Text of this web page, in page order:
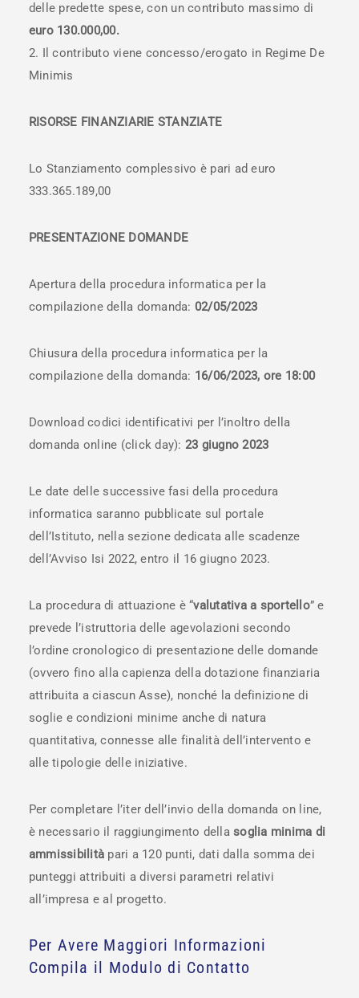
delle predette spese, con un contributo massimo di
euro 130.000,00.
Il contributo viene concesso/erogato in Regime De
Minimis
RISORSE FINANZIARIE STANZIATE
Lo Stanziamento complessivo è pari ad euro
333.365.189,00
PRESENTAZIONE DOMANDE
Apertura della procedura informatica per la
compilazione della domanda: 02/05/2023
Chiusura della procedura informatica per la
compilazione della domanda: 16/06/2023, ore 18:00
Download codici identificativi per l’inoltro della
domanda online (click day): 23 giugno 2023
Le date delle successive fasi della procedura
informatica saranno pubblicate sul portale
dell’Istituto, nella sezione dedicata alle scadenze
dell’Avviso Isi 2022, entro il 16 giugno 2023.
La procedura di attuazione è “valutativa a sportello” e
prevede l’istruttoria delle agevolazioni secondo
l’ordine cronologico di presentazione delle domande
(ovvero fino alla capienza della dotazione finanziaria
attribuita a ciascun Asse), nonché la definizione di
soglie e condizioni minime anche di natura
quantitativa, connesse alle finalità dell’intervento e
alle tipologie delle iniziative.
Per completare l’iter dell’invio della domanda on line,
è necessario il raggiungimento dellasoglia minima di
ammissibilità pari a 120 punti, dati dalla somma dei
punteggi attribuiti a diversi parametri relativi
all’impresa e al progetto.
Per Avere Maggiori Informazioni
Compila il Modulo di Contatto